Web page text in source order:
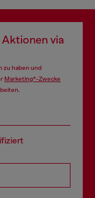
via
zu haben und
Marketing*-Zwecke